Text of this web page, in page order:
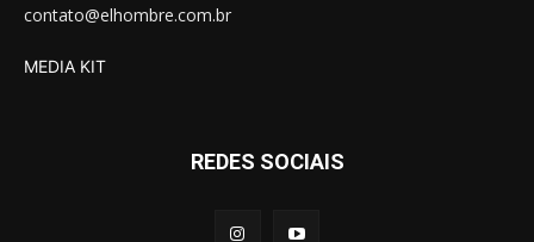
contato@elhombre.com.br
MEDIA KIT
REDES SOCIAIS